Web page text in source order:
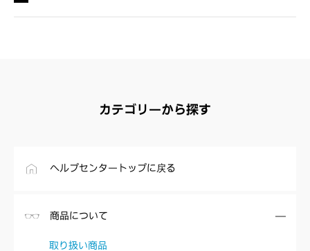
カテゴリーから探す
ヘルプセンタートップに戻る
商品について
取り扱い商品